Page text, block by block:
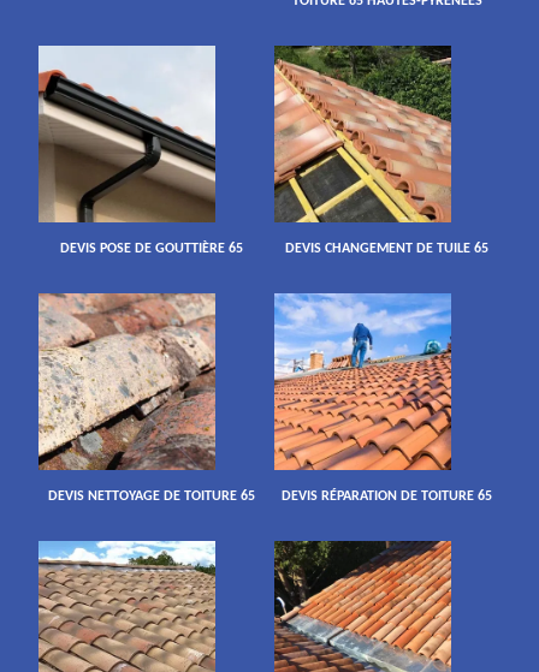
DEVIS POSE DE GOUTTIÈRE 65 DEVIS CHANGEMENT DE TUILE 65
DEVIS NETTOYAGE DE TOITURE 65 DEVIS RÉPARATION DE TOITURE 65